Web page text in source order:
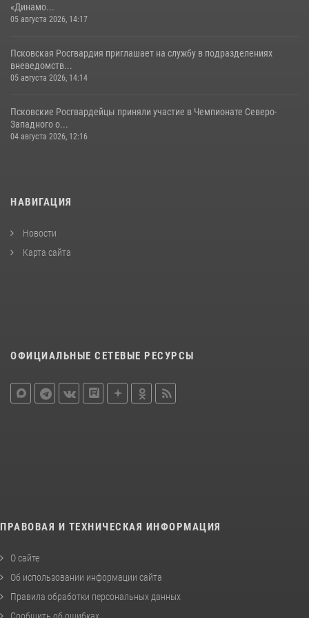
«Динамо...
05 августа 2026, 14:17
Псковская Росгвардия приглашает на службу в подразделениях
вневедомств...
05 августа 2026, 14:14
Псковские Росгвардейцы приняли участие в Чемпионате Северо-
Западного о...
04 августа 2026, 12:16
НАВИГАЦИЯ
Новости
Карта сайта
ОФИЦИАЛЬНЫЕ СЕТЕВЫЕ РЕСУРСЫ
ПРАВОВАЯ И ТЕХНИЧЕСКАЯ ИНФОРМАЦИЯ
О сайте
Об использовании информации сайта
Правила обработки персональных данных